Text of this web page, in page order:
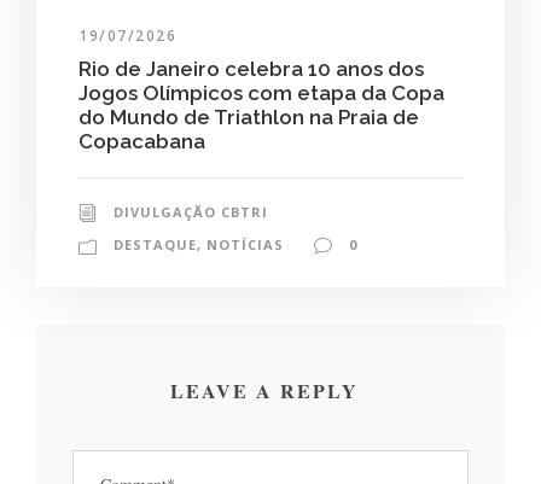
19/07/2026
Rio de Janeiro celebra 10 anos dos
Jogos Olímpicos com etapa da Copa
do Mundo de Triathlon na Praia de
Copacabana
DIVULGAÇÃO CBTRI
DESTAQUE, NOTÍCIAS 0
LEAVE A REPLY